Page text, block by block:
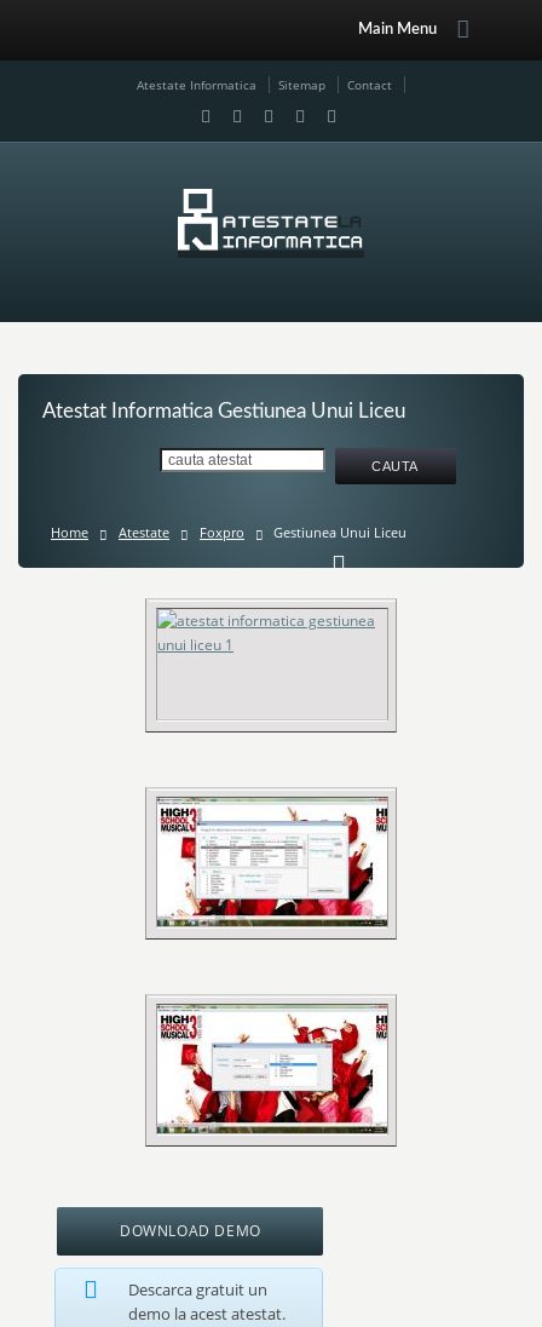
Main Menu
Atestate Informatica Sitemap Contact
Atestat Informatica Gestiunea Unui Liceu
Home Atestate Foxpro Gestiunea Unui Liceu
DOWNLOAD DEMO
Descarca gratuit un
demo la acest atestat.